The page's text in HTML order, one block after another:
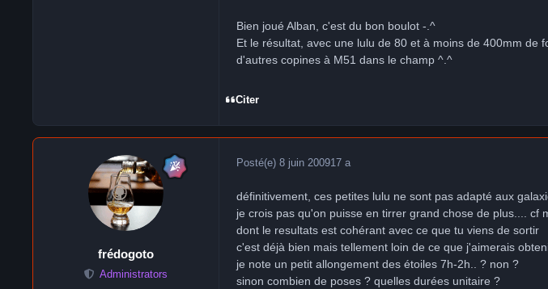
Bien joué Alban, c'est du bon boulot -.^
Et le résultat, avec une lulu de 80 et à moins de 400mm de
d'autres copines à M51 dans le champ ^.^
Citer
frédogoto
Administrators
Posté(e) 8 juin 200917 a
définitivement, ces petites lulu ne sont pas adapté aux
je crois pas qu'on puisse en tirrer grand chose de plus.... cf
dont le resultats est cohérant avec ce que tu viens de sortir
c'est déjà bien mais tellement loin de ce que j'aimerais
je note un petit allongement des étoiles 7h-2h.. ? non ?
sinon combien de poses ? quelles durées unitaire ?